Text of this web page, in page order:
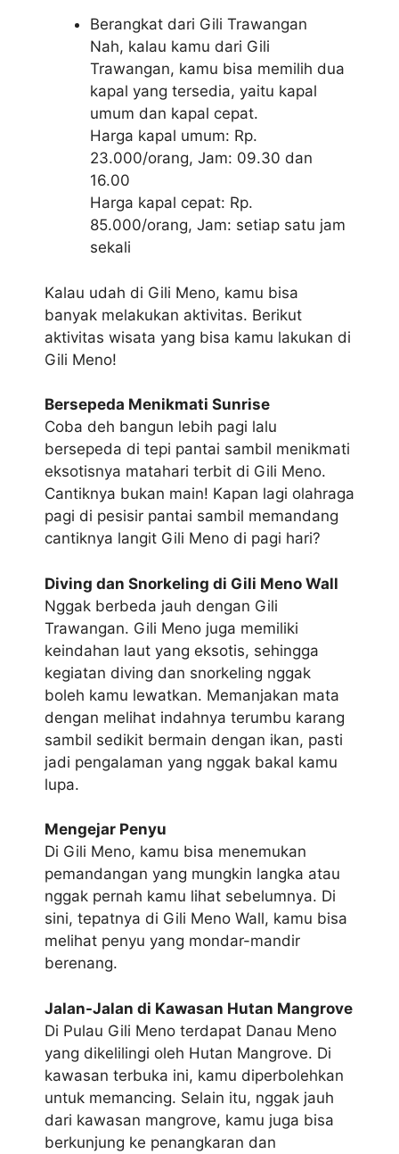
Berangkat dari Gili Trawangan
Nah, kalau kamu dari Gili
Trawangan, kamu bisa memilih dua
kapal yang tersedia, yaitu kapal
umum dan kapal cepat.
Harga kapal umum: Rp.
23.000/orang, Jam: 09.30 dan
16.00
Harga kapal cepat: Rp.
85.000/orang, Jam: setiap satu jam
sekali
Kalau udah di Gili Meno, kamu bisa
banyak melakukan aktivitas. Berikut
aktivitas wisata yang bisa kamu lakukan di
Gili Meno!
Bersepeda Menikmati Sunrise
Coba deh bangun lebih pagi lalu
bersepeda di tepi pantai sambil menikmati
eksotisnya matahari terbit di Gili Meno.
Cantiknya bukan main! Kapan lagi olahraga
pagi di pesisir pantai sambil memandang
cantiknya langit Gili Meno di pagi hari?
Diving dan Snorkeling di Gili Meno Wall
Nggak berbeda jauh dengan Gili
Trawangan. Gili Meno juga memiliki
keindahan laut yang eksotis, sehingga
kegiatan diving dan snorkeling nggak
boleh kamu lewatkan. Memanjakan mata
dengan melihat indahnya terumbu karang
sambil sedikit bermain dengan ikan, pasti
jadi pengalaman yang nggak bakal kamu
lupa.
Mengejar Penyu
Di Gili Meno, kamu bisa menemukan
pemandangan yang mungkin langka atau
nggak pernah kamu lihat sebelumnya. Di
sini, tepatnya di Gili Meno Wall, kamu bisa
melihat penyu yang mondar-mandir
berenang.
Jalan-Jalan di Kawasan Hutan Mangrove
Di Pulau Gili Meno terdapat Danau Meno
yang dikelilingi oleh Hutan Mangrove. Di
kawasan terbuka ini, kamu diperbolehkan
untuk memancing. Selain itu, nggak jauh
dari kawasan mangrove, kamu juga bisa
berkunjung ke penangkaran dan